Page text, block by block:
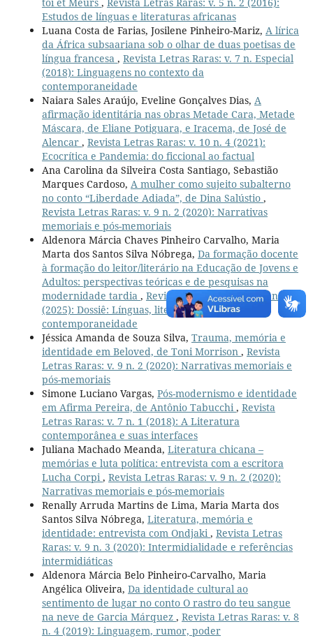
Estudos de línguas e literaturas africanas
Luana Costa de Farias, Josilene Pinheiro-Mariz, A lírica
da África subsaariana sob o olhar de duas poetisas de
língua francesa , Revista Letras Raras: v. 7 n. Especial
(2018): Linguagens no contexto da
contemporaneidade
Naiara Sales Araújo, Eveline Gonçalves Dias, A
afirmação identitária nas obras Metade Cara, Metade
Máscara, de Eliane Potiguara, e Iracema, de José de
Alencar , Revista Letras Raras: v. 10 n. 4 (2021):
Ecocrítica e Pandemia: do ficcional ao factual
Ana Carolina da Silveira Costa Santiago, Sebastião
Marques Cardoso, A mulher como sujeito subalterno
no conto “Liberdade Adiada”, de Dina Salústio ,
Revista Letras Raras: v. 9 n. 2 (2020): Narrativas
memoriais e pós-memoriais
Aldenora Márcia Chaves Pinheiro Carvalho, Maria
Marta dos Santos Silva Nóbrega, Da formação docente
à formação do leitor/literário na Educação de Jovens e
Adultos: perspectivas teóricas e de pesquisas na
modernidade tardia , Revista Letras Raras: v. 14 n. 1
(2025): Dossiê: Línguas, literaturas e
contemporaneidade
Jéssica Amanda de Souza Silva, Trauma, memória e
identidade em Beloved, de Toni Morrison , Revista
Letras Raras: v. 9 n. 2 (2020): Narrativas memoriais e
pós-memoriais
Simone Luciano Vargas, Pós-modernismo e identidade
em Afirma Pereira, de Antônio Tabucchi, Revista
Letras Raras: v. 7 n. 1 (2018): A Literatura
contemporânea e suas interfaces
Juliana Machado Meanda, Literatura chicana –
memórias e luta política: entrevista com a escritora
Lucha Corpi, Revista Letras Raras: v. 9 n. 2 (2020):
Narrativas memoriais e pós-memoriais
Renally Arruda Martins de Lima, Maria Marta dos
Santos Silva Nóbrega, Literatura, memória e
identidade: entrevista com Ondjaki, Revista Letras
Raras: v. 9 n. 3 (2020): Intermidialidade e referências
intermidiáticas
Aldenora Márcia Belo Pinheiro-Carvalho, Maria
Angélica Oliveira, Da identidade cultural ao
sentimento de lugar no conto O rastro do teu sangue
na neve de Garcia Márquez , Revista Letras Raras: v. 8
n. 4 (2019): Linguagem, rumor, poder